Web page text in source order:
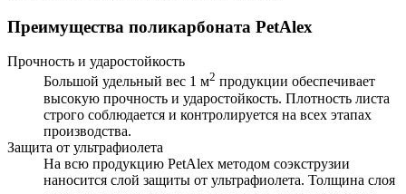
Преимущества поликарбоната PetAlex
Прочность и ударостойкость
Большой удельный вес 1 м2 продукции обеспечивает
высокую прочность и ударостойкость. Плотность листа
строго соблюдается и контролируется на всех этапах
производства.
Защита от ультрафиолета
На всю продукцию PetAlex методом соэкструзии
наносится слой защиты от ультрафиолета. Толщина слоя